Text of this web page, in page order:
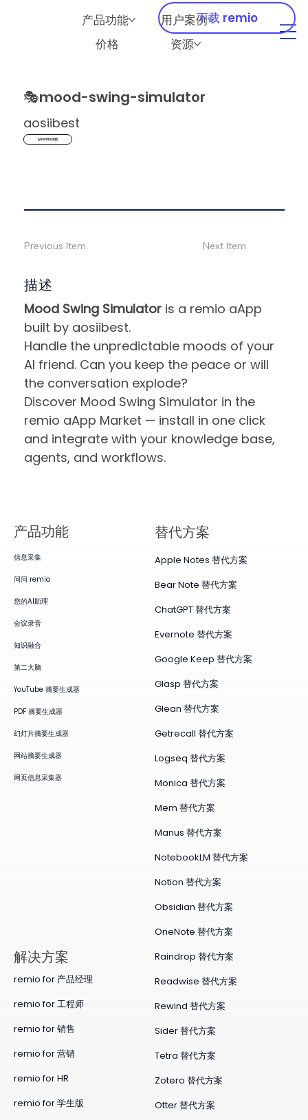
产品功能
用户案例
价格
资源
下载 remio
🎭mood-swing-simulator
aosiibest
从remio开始
描述
Mood Swing Simulator is a remio aApp
built by aosiibest.
Handle the unpredictable moods of your
AI friend. Can you keep the peace or will
the conversation explode?
Discover Mood Swing Simulator in the
remio aApp Market — install in one click
and integrate with your knowledge base,
agents, and workflows.
Previous Item Next Item
产品​功能
信息采集
问问 remio
您的AI助理
会议录音
知识融合
第二大脑
YouTube 摘要生成器
PDF 摘要生成器
幻灯片摘要生成器
网站摘要生成器
网页信息采集器
替代方案
Apple Notes 替代方案
Bear Note 替代方案
ChatGPT 替代方案
Evernote 替代方案
Google Keep 替代方案
Glasp 替代方案
Glean 替代方案
Getrecall 替代方案
Logseq 替代方案
Monica 替代方案
Mem 替代方案
Manus 替代方案
NotebookLM 替代方案
Notion 替代方案
Obsidian 替代方案
OneNote 替代方案
Raindrop 替代方案
Readwise 替代方案
Rewind 替代方案
Sider 替代方案
Tetra 替代方案
Zotero 替代方案
Otter 替代方案
​解决方案
remio for 产品经理
remio for 工程师
remio for 销售
remio for 营销
remio for HR
remio for 学生版